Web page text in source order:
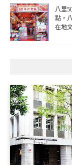
八里
點，
在地